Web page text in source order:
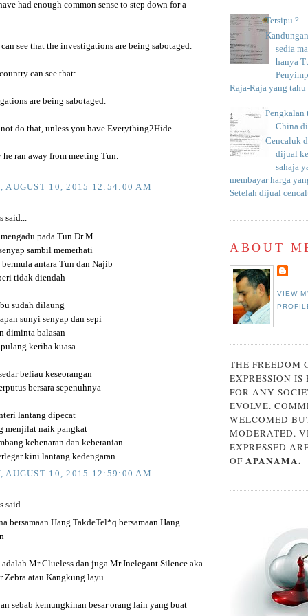
had enough common sense to step down for a
see that the investigations are being sabotaged.
can see that:
are being sabotaged.
do that, unless you have Everything2Hide.
he ran away from meeting Tun.
AUGUST 10, 2015 12:54:00 AM
said...
pada Tun Dr M
sambil memerhati
bermula antara Tun dan Najib
tidak diendah
sudah dilaung
sunyi senyap dan sepi
diminta balasan
keriba kuasa
beliau keseorangan
bersara sepenuhnya
lantang dipecat
menjilat naik pangkat
kebenaran dan keberanian
kini lantang kedengaran
AUGUST 10, 2015 12:59:00 AM
bersamaan Hang TakdeTel*q bersamaan Hang
adalah Mr Clueless dan juga Mr Inelegant Silence aka
Zebra atau Kangkung layu
sebab kemungkinan besar orang lain yang buat
Tersipu ?
sedia
hanya
Raja-Raja yang
Pengkalan
China
Cencaluk
dijual
sahaja
membayar harga
Setelah dijual
ABOUT
VIEW
THE FREEDOM
EXPRESSION IS
FOR ANY
EVOLVE.
WELCOMED
MODERATED.
EXPRESSED
OF APANAMA.